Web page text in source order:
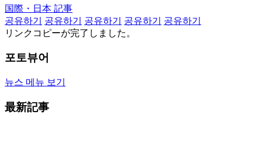
国際・日本 記事
공유하기
공유하기 공유하기 공유하기
공유하기
リンクコピーが完了しました。
포토뷰어
뉴스 메뉴 보기
最新記事